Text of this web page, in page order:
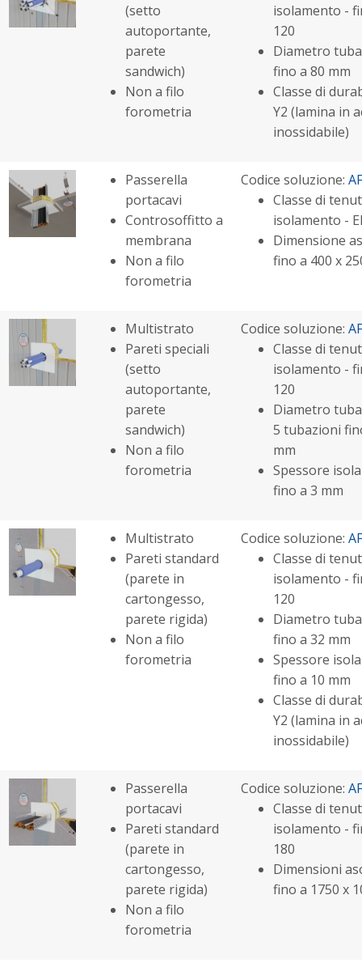
(setto
autoportante,
parete
sandwich)
Non a filo
forometria
isolamento -
120
Diametro
fino a 80 mm
Classe di
Y2 (lamina in
inossidabile)
Passerella
portacavi
Controsoffitto a
membrana
Non a filo
forometria
Codice soluzione:
Classe di
isolamento -
Dimensione
fino a 400 x
Multistrato
Pareti speciali
(setto
autoportante,
parete
sandwich)
Non a filo
forometria
Codice soluzione:
Classe di
isolamento -
120
Diametro
5 tubazioni
mm
Spessore
fino a 3 mm
Multistrato
Pareti standard
(parete in
cartongesso,
parete rigida)
Non a filo
forometria
Codice soluzione:
Classe di
isolamento -
120
Diametro
fino a 32 mm
Spessore
fino a 10 mm
Classe di
Y2 (lamina in
inossidabile)
Passerella
portacavi
Pareti standard
(parete in
cartongesso,
parete rigida)
Non a filo
forometria
Codice soluzione:
Classe di
isolamento -
180
Dimensioni
fino a 1750 x